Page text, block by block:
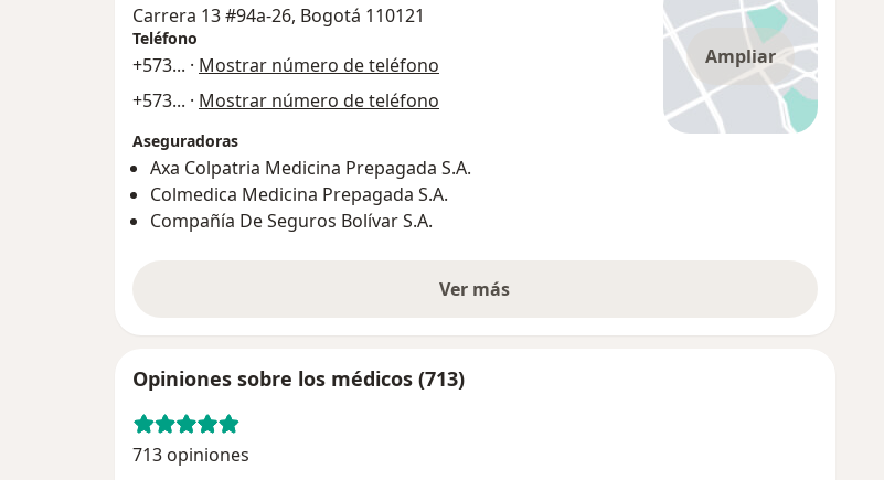
Ampliar
Carrera 13 #94a-26, Bogotá 110121
Teléfono
+573... · Mostrar número de teléfono
+573... · Mostrar número de teléfono
Aseguradoras
Axa Colpatria Medicina Prepagada S.A.
Colmedica Medicina Prepagada S.A.
Compañía De Seguros Bolívar S.A.
Ver más
Opiniones sobre los médicos (713)
713 opiniones